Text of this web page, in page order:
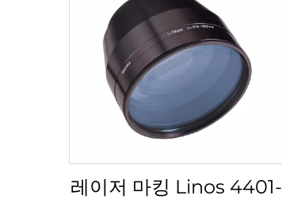
레이저 마킹 Linos 4401-